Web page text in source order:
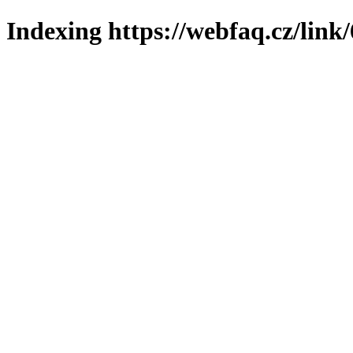
Indexing https://webfaq.cz/link/